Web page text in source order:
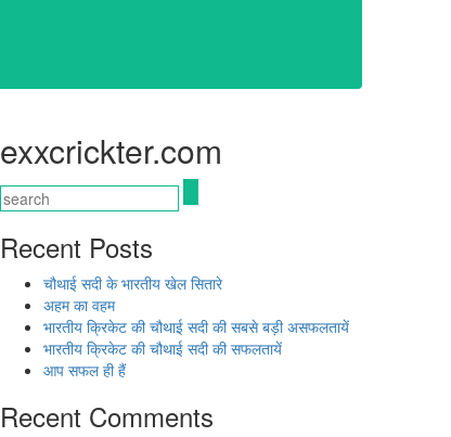
exxcrickter.com
Recent Posts
चौथाई सदी के भारतीय खेल सितारे
अहम का वहम
भारतीय क्रिकेट की चौथाई सदी की सबसे बड़ी असफलतायें
भारतीय क्रिकेट की चौथाई सदी की सफलतायें
आप सफल ही हैं
Recent Comments